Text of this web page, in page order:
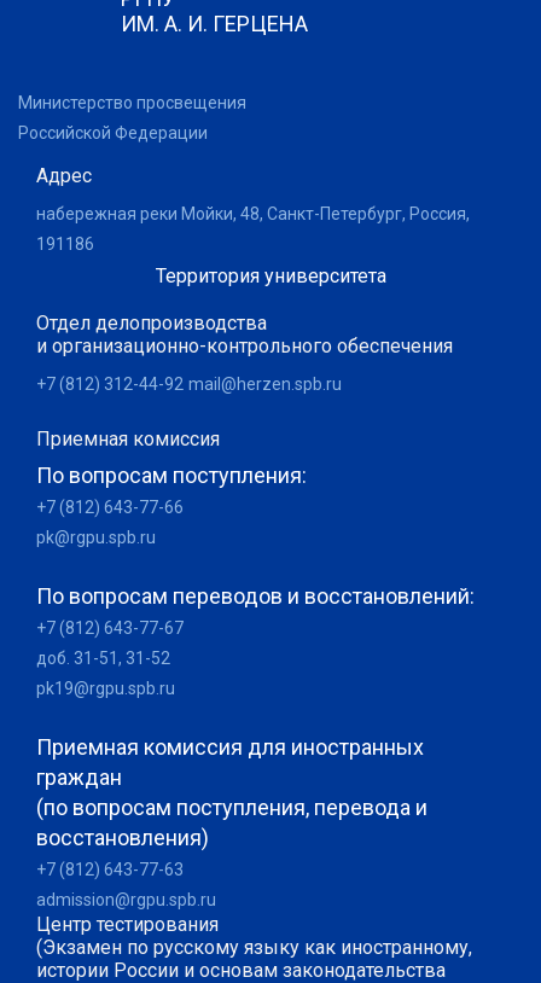
ИМ. А. И. ГЕРЦЕНА
Министерство просвещения
Российской Федерации
Адрес
набережная реки Мойки, 48, Санкт-Петербург, Россия,
191186
Территория университета
Отдел делопроизводства
и организационно-контрольного обеспечения
+7 (812) 312-44-92 mail@herzen.spb.ru
Приемная комиссия
По вопросам поступления:
+7 (812) 643-77-66
pk@rgpu.spb.ru
По вопросам переводов и восстановлений:
+7 (812) 643-77-67
доб. 31-51, 31-52
pk19@rgpu.spb.ru
Приемная комиссия для иностранных
граждан
(по вопросам поступления, перевода и
восстановления)
+7 (812) 643-77-63
admission@rgpu.spb.ru
Центр тестирования
(Экзамен по русскому языку как иностранному,
истории России и основам законодательства